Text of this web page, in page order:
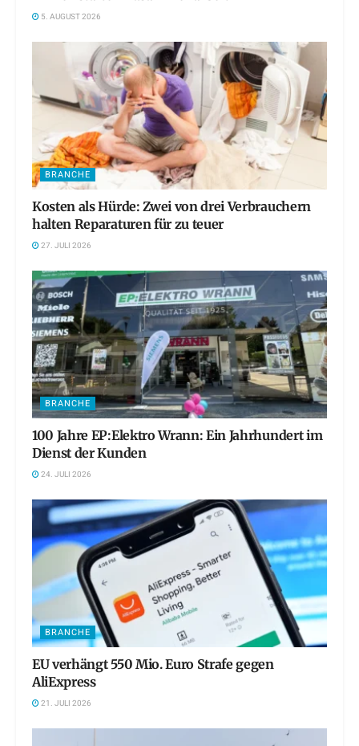
5. AUGUST 2026
BRANCHE
Kosten als Hürde: Zwei von drei Verbrauchern
halten Reparaturen für zu teuer
27. JULI 2026
BRANCHE
100 Jahre EP:Elektro Wrann: Ein Jahrhundert im
Dienst der Kunden
24. JULI 2026
BRANCHE
EU verhängt 550 Mio. Euro Strafe gegen
AliExpress
21. JULI 2026